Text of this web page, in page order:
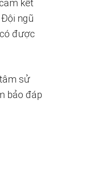
kết
ngũ
được
sử
bảo đáp